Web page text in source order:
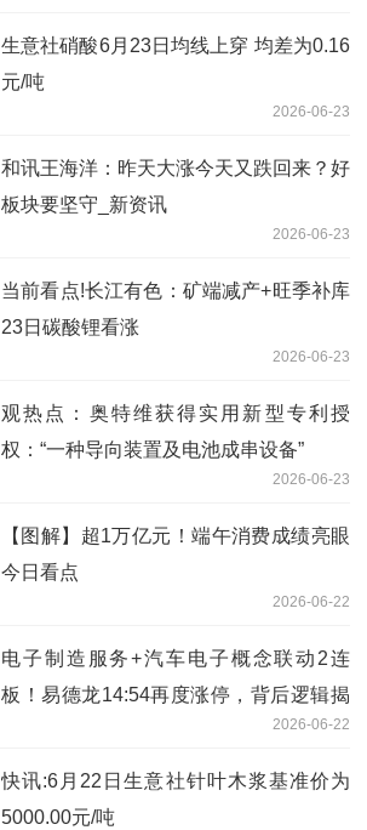
生意社硝酸6月23日均线上穿 均差为0.16
元/吨
2026-06-23
和讯王海洋：昨天大涨今天又跌回来？好
板块要坚守_新资讯
2026-06-23
当前看点!长江有色：矿端减产+旺季补库
23日碳酸锂看涨
2026-06-23
观热点：奥特维获得实用新型专利授
权：“一种导向装置及电池成串设备”
2026-06-23
【图解】超1万亿元！端午消费成绩亮眼
今日看点
2026-06-22
电子制造服务+汽车电子概念联动2连
板！易德龙14:54再度涨停，背后逻辑揭
2026-06-22
快讯:6月22日生意社针叶木浆基准价为
5000.00元/吨